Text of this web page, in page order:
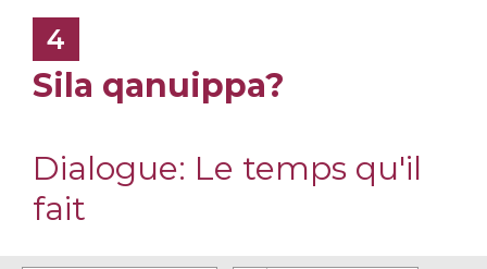
4
Sila qanuippa?
Dialogue: Le temps qu'il
fait